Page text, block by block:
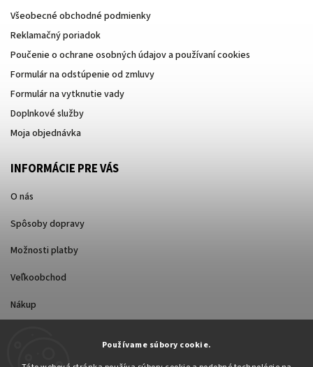
Používame súbory cookie.
Všeobecné obchodné podmienky
Reklamačný poriadok
Poučenie o ochrane osobných údajov a používaní cookies
Formulár na odstúpenie od zmluvy
Formulár na vytknutie vady
Doplnkové služby
Moja objednávka
INFORMÁCIE PRE VÁS
O nás
Spôsoby dopravy
Možnosti platby
Veľkoobchod
Nákup